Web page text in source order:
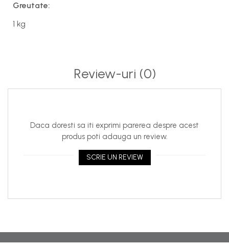
Greutate:
1 kg
Review-uri (0)
Daca doresti sa iti exprimi parerea despre acest
produs poti adauga un review.
SCRIE UN REVIEW